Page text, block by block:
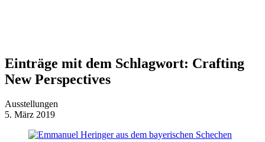
Einträge mit dem Schlagwort: Crafting
New Perspectives
Ausstellungen
5. März 2019